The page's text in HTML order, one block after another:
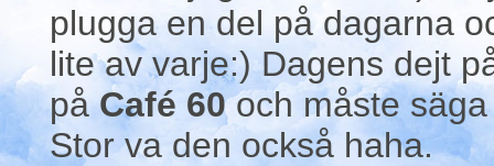
plugga en del på dagarna
lite av varje:) Dagens dejt
påCafé 60och måste
Stor va den också haha.